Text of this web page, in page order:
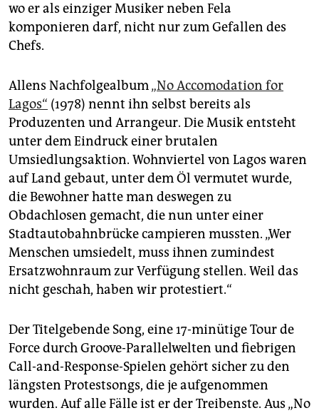
wo er als einziger Musiker neben Fela
komponieren darf, nicht nur zum Gefallen des
Chefs.
Allens Nachfolgealbum„No Accomodation for
Lagos“ (1978) nennt ihn selbst bereits als
Produzenten und Arrangeur. Die Musik entsteht
unter dem Eindruck einer brutalen
Umsiedlungsaktion. Wohnviertel von Lagos waren
auf Land gebaut, unter dem Öl vermutet wurde,
die Bewohner hatte man deswegen zu
Obdachlosen gemacht, die nun unter einer
Stadtautobahnbrücke campieren mussten. „Wer
Menschen umsiedelt, muss ihnen zumindest
Ersatzwohnraum zur Verfügung stellen. Weil das
nicht geschah, haben wir protestiert.“
Der Titelgebende Song, eine 17-minütige Tour de
Force durch Groove-Parallelwelten und fiebrigen
Call-and-Response-Spielen gehört sicher zu den
längsten Protestsongs, die je aufgenommen
wurden. Auf alle Fälle ist er der Treibenste. Aus „No